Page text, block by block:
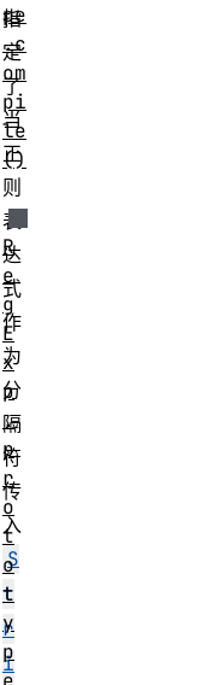
指
定
了
当
正
则
表
达
式
作
为
分
隔
符
传
入
S
t
r
i
pe
.c
om
pi
le
()
R
e
g
E
x
p
.
p
r
o
t
o
t
y
p